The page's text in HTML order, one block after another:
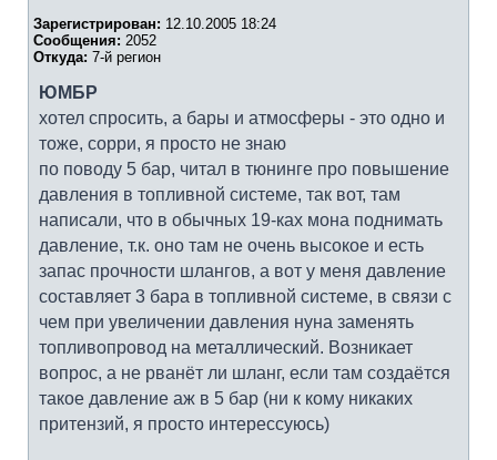
Зарегистрирован: 12.10.2005 18:24
Сообщения: 2052
Откуда: 7-й регион
ЮМБР
хотел спросить, а бары и атмосферы - это одно и
тоже, сорри, я просто не знаю
по поводу 5 бар, читал в тюнинге про повышение
давления в топливной системе, так вот, там
написали, что в обычных 19-ках мона поднимать
давление, т.к. оно там не очень высокое и есть
запас прочности шлангов, а вот у меня давление
составляет 3 бара в топливной системе, в связи с
чем при увеличении давления нуна заменять
топливопровод на металлический. Возникает
вопрос, а не рванёт ли шланг, если там создаётся
такое давление аж в 5 бар (ни к кому никаких
притензий, я просто интерессуюсь)